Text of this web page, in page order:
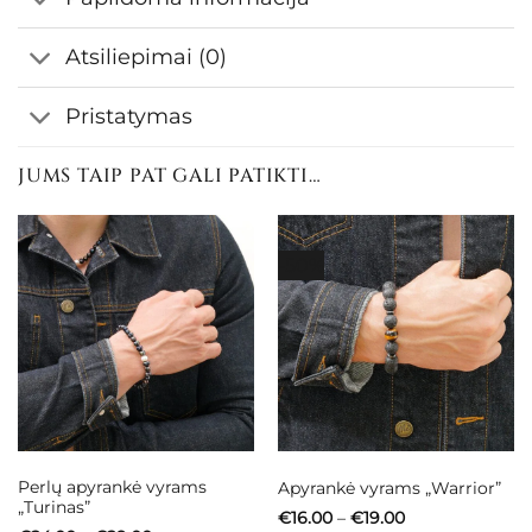
Atsiliepimai (0)
Pristatymas
JUMS TAIP PAT GALI PATIKTI…
Perlų apyrankė vyrams
„Turinas”
Apyrankė vyrams „Warrior”
€16.00 – €19.00Price